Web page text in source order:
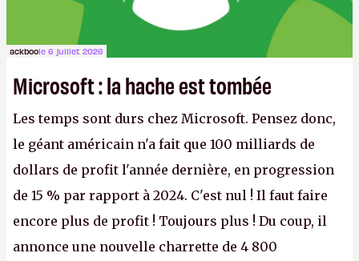
ackboole 6 juillet 2026
Microsoft : la hache est tombée
Les temps sont durs chez Microsoft. Pensez donc,
le géant américain n'a fait que 100 milliards de
dollars de profit l'année dernière, en progression
de 15 % par rapport à 2024. C'est nul ! Il faut faire
encore plus de profit ! Toujours plus ! Du coup, il
annonce une nouvelle charrette de 4 800